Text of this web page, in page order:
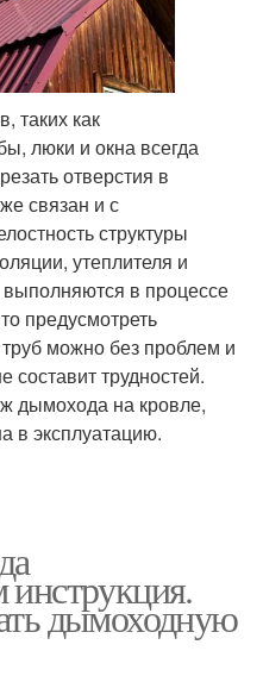
таких как
люки и окна всегда
отверстия в
связан и с
структуры
утеплителя и
в процессе
предусмотреть
можно без проблем и
составит трудностей.
дымохода на кровле,
в эксплуатацию.
дымоходную